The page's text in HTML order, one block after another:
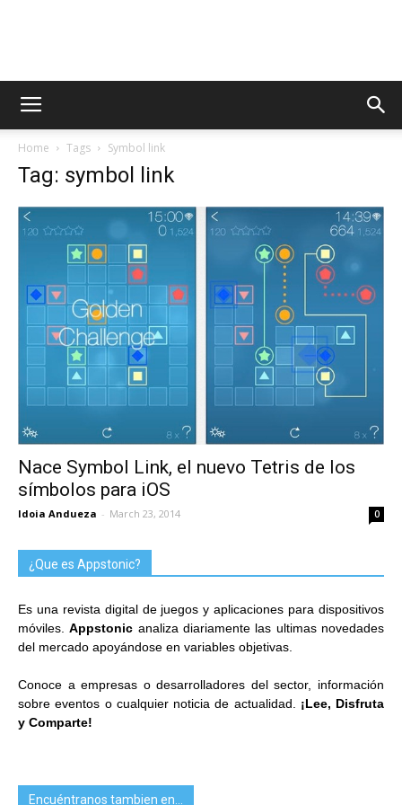
AppsTonic
Home Tags Symbol link
Tag: symbol link
Nace Symbol Link, el nuevo Tetris de los
símbolos para iOS
Idoia Andueza - March 23, 2014 0
¿Que es Appstonic?
Es una revista digital de juegos y aplicaciones para dispositivos
móviles.Appstonic analiza diariamente las ultimas novedades
del mercado apoyándose en variables objetivas.
Conoce a empresas o desarrolladores del sector, información
sobre eventos o cualquier noticia de actualidad. ¡Lee, Disfruta
y Comparte!
Encuéntranos tambien en…